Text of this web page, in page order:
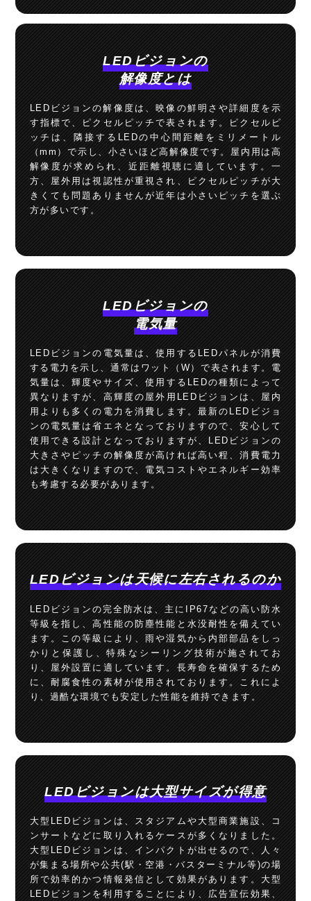
LEDビジョンの
解像度とは
LEDビジョンの解像度は、映像の鮮明さや詳細度を示
す指標で、ピクセルピッチで表されます。ピクセルピ
ッチは、隣接するLEDの中心間距離をミリメートル
（mm）で示し、小さいほど高解像度です。屋内用は高
解像度が求められ、近距離視聴に適しています。一
方、屋外用は視認性が重視され、ピクセルピッチが大
きくても問題ありませんが近年は小さいピッチを選ぶ
方が多いです。
LEDビジョンの
電気量
LEDビジョンの電気量は、使用するLEDパネルが消費
する電力を示し、通常はワット（W）で表されます。電
気量は、輝度やサイズ、使用するLEDの種類によって
異なりますが、高輝度の屋外用LEDビジョンは、屋内
用よりも多くの電力を消費します。最新のLEDビジョ
ンの電気量は省エネとなっておりますので、安心して
使用できる設計となっておりますが、LEDビジョンの
大きさやピッチの解像度が高ければ高い程、消費電力
は大きくなりますので、電気コストやエネルギー効率
も考慮する必要があります。
LEDビジョンは天候に左右されるのか
LEDビジョンの完全防水は、主にIP67などの高い防水
等級を指し、高性能の防塵性能と水没耐性を備えてい
ます。この等級により、雨や湿気から内部部品をしっ
かりと保護し、特殊なシーリング技術が施されてお
り、屋外設置に適しています。長寿命を確保するため
に、耐腐食性の素材が使用されております。これによ
り、過酷な環境でも安定した性能を維持できます。
LEDビジョンは大型サイズが得意
大型LEDビジョンは、スタジアムや大型商業施設、コ
ンサートなどに取り入れるケースが多くなりました。
大型LEDビジョンは、インパクトが出せるので、人々
が集まる場所や公共(駅・空港・バスターミナル等)の場
所で効率的かつ情報発信として効果があります。大型
LEDビジョンを利用することにより、広告宣伝効果、